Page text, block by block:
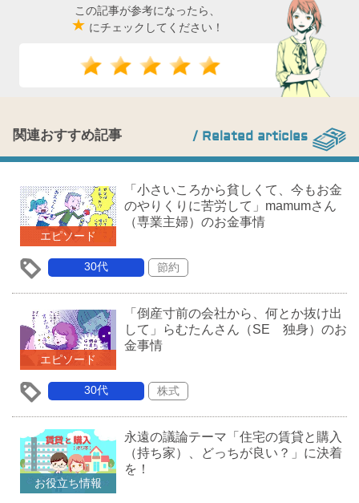
この記事が参考になったら、
★ にチェックしてください！
関連おすすめ記事 / Related articles
エピソード
「小さいころから貧しくて、今もお金
のやりくりに苦労して」mamumさん
（専業主婦）のお金事情
30代 節約
エピソード
「倒産寸前の会社から、何とか抜け出
して」らむたんさん（SE 独身）のお
金事情
30代 株式
お役立ち情報
永遠の議論テーマ「住宅の賃貸と購入
（持ち家）、どっちが良い？」に決着
を！